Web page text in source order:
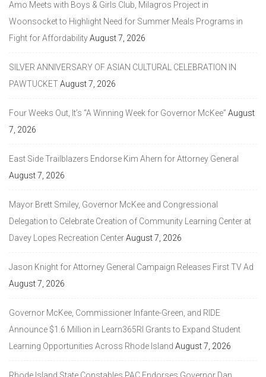
Amo Meets with Boys & Girls Club, Milagros Project in
Woonsocket to Highlight Need for Summer Meals Programs in
Fight for AffordabilityAugust 7, 2026
SILVER ANNIVERSARY OF ASIAN CULTURAL CELEBRATION IN
PAWTUCKETAugust 7, 2026
Four Weeks Out, It’s “A Winning Week for Governor McKee” August
7, 2026
East Side Trailblazers Endorse Kim Ahern for Attorney General
August 7, 2026
Mayor Brett Smiley, Governor McKee and Congressional
Delegation to Celebrate Creation of Community Learning Center at
Davey Lopes Recreation CenterAugust 7, 2026
Jason Knight for Attorney General Campaign Releases First TV Ad
August 7, 2026
Governor McKee, Commissioner Infante-Green, and RIDE
Announce $1.6 Million in Learn365RI Grants to Expand Student
Learning Opportunities Across Rhode Island August 7, 2026
Rhode Island State Constables PAC Endorses Governor Dan